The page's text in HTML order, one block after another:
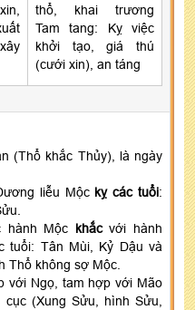
thổ, khai trương
Tam tang: Kỵ việc
khởi tạo, giá thú
(cưới xin), an táng
(Thổ khắc Thủy), là ngày
liễu Mộc kỵ các tuổi:
hành Mộc khắcvới hành
tuổi: Tân Mùi, Kỷ Dậu và
Thổ không sợ Mộc.
với Ngọ, tam hợp với Mão
(Xung Sửu, hình Sửu,